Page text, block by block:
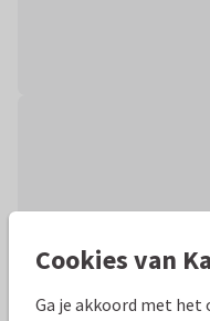
Cookies van
Ga je akkoord met het